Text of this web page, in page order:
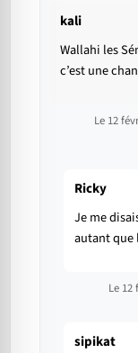
kali
Wallahi les
c’est une
Le 12
Ricky
Je me
autant que
Le 12
sipikat